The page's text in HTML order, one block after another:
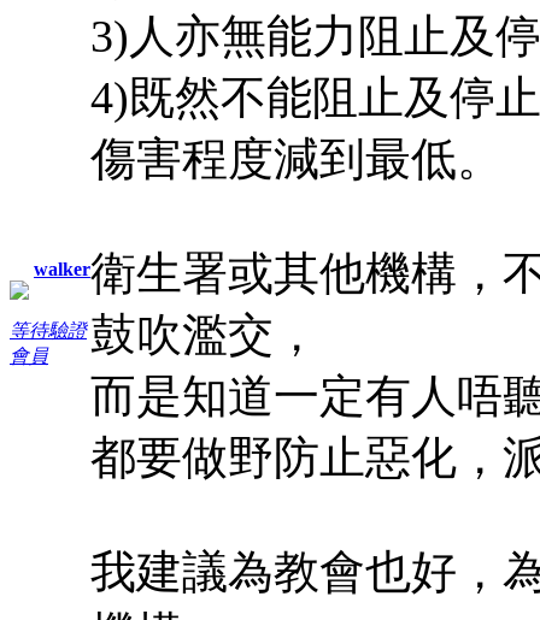
walker
等待驗證
會員
3)人亦無能力阻止及
4)既然不能阻止及停
傷害程度減到最低。
衛生署或其他機構，
鼓吹濫交，
而是知道一定有人唔
都要做野防止惡化，
我建議為教會也好，